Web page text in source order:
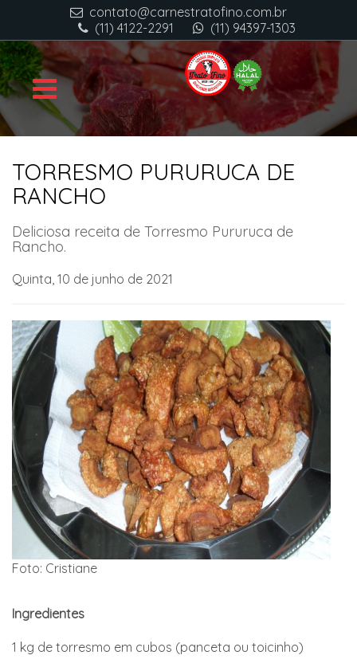
contato@carnestratofino.com.br
(11) 4122-2291
(11) 94397-1303
TORRESMO PURURUCA DE
RANCHO
Deliciosa receita de Torresmo Pururuca de
Rancho.
Quinta, 10 de junho de 2021
Foto: Cristiane
Ingredientes
1 kg de torresmo em cubos (panceta ou toicinho)